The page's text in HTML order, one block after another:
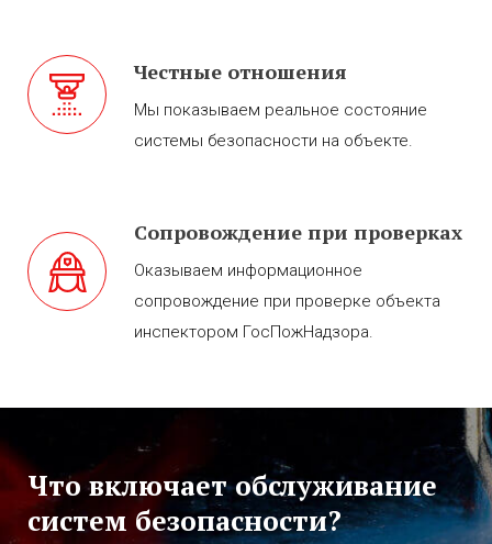
Честные отношения
Мы показываем реальное состояние
системы безопасности на объекте.
Сопровождение при проверках
Оказываем информационное
сопровождение при проверке объекта
инспектором ГосПожНадзора.
Что включает обслуживание
систем безопасности?